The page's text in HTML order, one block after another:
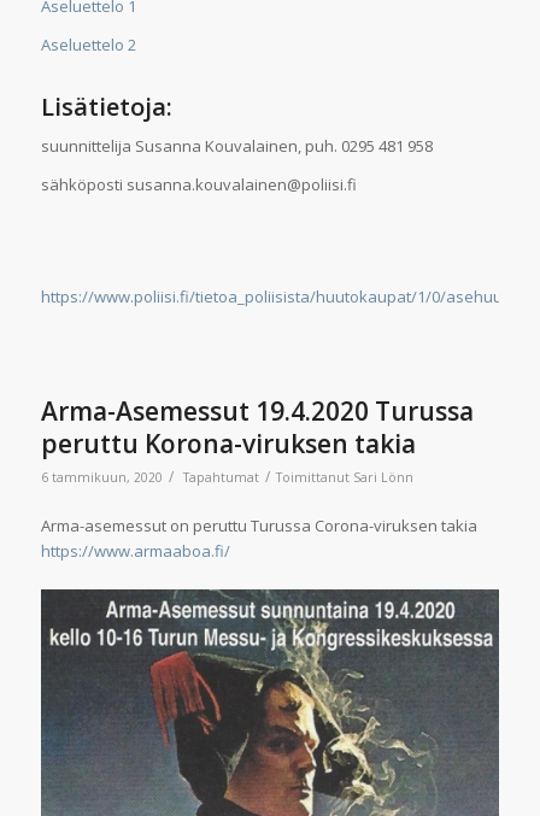
Aseluettelo 1
Aseluettelo 2
Lisätietoja:
suunnittelija Susanna Kouvalainen, puh. 0295 481 958
sähköposti susanna.kouvalainen@poliisi.fi
https://www.poliisi.fi/tietoa_poliisista/huutokaupat/1/0/
Arma-Asemessut 19.4.2020 Turussa
peruttu Korona-viruksen takia
6 tammikuun, 2020 / Tapahtumat / Toimittanut Sari Lönn
Arma-asemessut on peruttu Turussa Corona-viruksen takia
https://www.armaaboa.fi/